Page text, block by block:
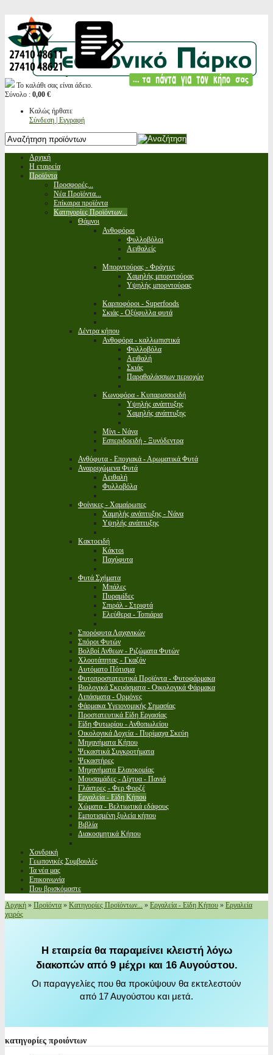
Το καλάθι σας είναι άδειο.
Σύνολο : 0,00 €
Καλώς ήρθατε
Σύνδεση | Εγγραφή
Αρχική
Η εταιρεία
Προϊόντα
Προσφορές...
Νέα Προϊόντα...
Επίκαιρα προϊόντα
Κατηγορίες Προϊόντων...
Θάμνοι
Ανθοφόροι
Φυλλοβόλοι
Αειθαλείς
Μπορντούρας - Φράχτες
Χαμηλής μπορντούρας
Υψηλής μπορντούρας
Καρποφόροι - Superfoods
Σκιάς - Οξύφυλλα φυτά
Δέντρα κήπου
Ανθοφόρα - καλλωπιστικά
Φυλλοβόλα
Αειθαλή
Σκιάς
Παραθαλάσσιων περιοχών
Κωνοφόρα - Κυπαρισσοειδή
Υψηλής ανάπτυξης
Χαμηλής ανάπτυξης
Μίνι - Νάνα
Εσπεριδοειδή - Ξυνόδεντρα
Ανθόφυτα - Εποχιακά - Αρωματικά Φυτά
Αναρριχώμενα Φυτά
Αειθαλή
Φυλλοβόλα
Φοίνικες - Χαμαίρωπες
Χαμηλής ανάπτυξης - Νάνα
Υψηλής ανάπτυξης
Κακτοειδή
Κάκτοι
Παχύφυτα
Φυτά Σχήματα
Μπάλες
Πυραμίδες
Σπιράλ - Στριφτά
Ελεύθερα - Τοπιάρια
Σπορόφυτα Λαχανικών
Σπόροι Φυτών
Βολβοί Ανθεων - Ριζώματα Φυτών
Χλοοτάπητας - Γκαζόν
Αυτόματο Πότισμα
Φυτοπροστατευτικά Προϊόντα - Φυτοφάρμακα
Βιολογικά Σκευάσματα - Οικολογικά Φάρμακα
Λιπάσματα - Ορμόνες
Φάρμακα Υγειονομικής Σημασίας
Προστατευτικά Είδη Εργασίας
Είδη Φυτωρίου - Ανθοπωλείου
Οικολογικά Δοχεία - Πυρίμαχα Σκεύη
Μηχανήματα Κήπου
Ψεκαστικά Συγκροτήματα
Ψεκαστήρες
Μηχανήματα Ελαιοκομίας
Μουσαμάδες - Δίχτυα - Πανιά
Γλάστρες - Φερ Φορζέ
Εργαλεία - Είδη Κήπου
Χώματα - Βελτιωτικά εδάφους
Εμποτισμένη ξυλεία κήπου
Βιβλία
Διακοσμητικά Κήπου
Χονδρική
Γεωπονικές Συμβουλές
Τα νέα μας
Επικοινωνία
Που βρισκόμαστε
Αρχική » Προϊόντα » Κατηγορίες Προϊόντων... » Εργαλεία - Είδη Κήπου » Εργαλεία
χειρός
Η εταιρεία θα παραμείνει κλειστή λόγω
διακοπών από 9 μέχρι και 16 Αυγούστου.
Οι παραγγελίες που θα προκύψουν θα εκτελεστούν
από 17 Αυγούστου και μετά.
κατηγορίες προιόντων